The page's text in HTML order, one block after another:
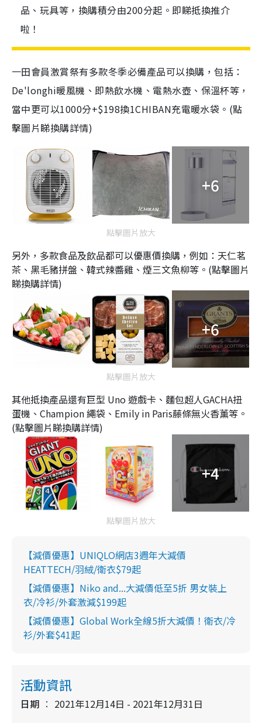
品、玩具等，換購積分由200分起。即睇抵換推介
啦！
一田會員激賞祭有多款冬季必備產品可以換購，包括：
De'longhi暖風機、即熱飲水機、電熱水壺、保溫杯等，
當中更可以1000分+$198換1CHIBAN充電暖水袋。(點
擊圖片睇換購詳情)
+6
點擊圖片放大
另外，多款食品及飲品都可以優惠價換購，例如：天仁茗
茶、黑毛豬拼盤、韓式辣醬雞、煙三文魚柳等。(點擊圖片
睇換購詳情)
+6
點擊圖片放大
其他抵換產品還有巨型 Uno 遊戲卡、麵包超人GACHA扭
蛋機、Champion 繩袋、Emily in Paris藤條無火香薰等。
(點擊圖片睇換購詳情)
+4
點擊圖片放大
【減價優惠】UNIQLO網店3週年大減價
HEATTECH/羽絨/衛衣$79起
【減價優惠】Niko and...大減價低至5折 男女裝上
衣/冷衫/外套激減$199起
【減價優惠】Global Work全線5折大減價！衛衣/冷
衫/外套$41起
活動資訊
日期 2021年12月14日 - 2021年12月31日